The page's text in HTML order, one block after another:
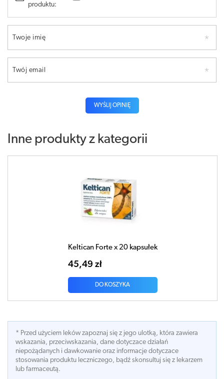
produktu:
Twoje imię
Twój email
WYŚLIJ OPINIĘ
Inne produkty z kategorii
Keltican Forte x 20 kapsułek
45,49 zł
DO KOSZYKA
* Przed użyciem leków zapoznaj się z jego ulotką, która zawiera
wskazania, przeciwskazania, dane dotyczace działań
niepożądanych i dawkowanie oraz informacje dotyczace
stosowania produktu leczniczego, bądź skonsultuj się z lekarzem
lub farmaceutą.